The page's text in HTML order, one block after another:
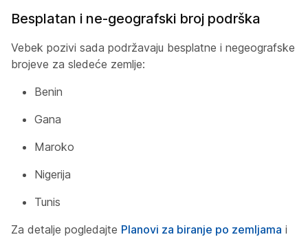
Besplatan i ne-geografski broj podrška
Vebek pozivi sada podržavaju besplatne i negeografske
brojeve za sledeće zemlje:
Benin
Gana
Maroko
Nigerija
Tunis
Za detalje pogledajte Planovi za biranje po zemljama i